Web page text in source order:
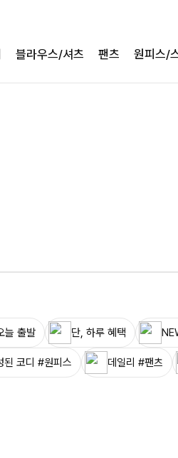
블라우스/셔츠 팬츠 원피스/
늘 출발 단, 하루 혜택
된 코디 #원피스 데일리 #팬츠